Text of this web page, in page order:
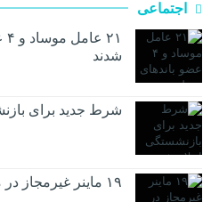
اجتماعی
شدند
شرط جدید برای
۱۹ ماینر غیرمجاز در مازندران از مدار خارج شد